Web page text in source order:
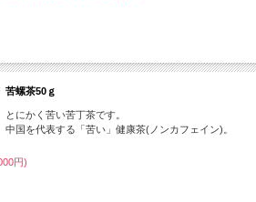
苦螺茶50ｇ
とにかく苦い苦丁茶です。
中国を代表する「苦い」健康茶(ノンカフェイン)。
円)